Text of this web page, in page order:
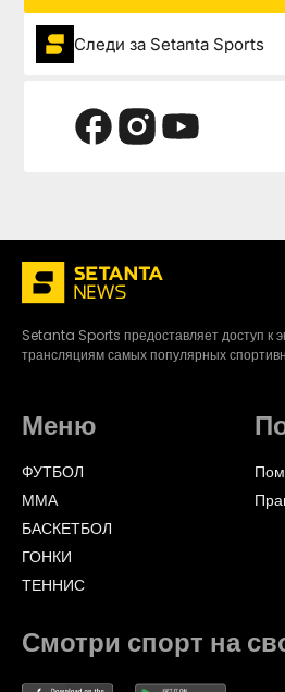
Следи за Setanta Sports
Setanta Sports предоставляет доступ к
трансляциям самых популярных
Меню
ФУТБОЛ
ММА
БАСКЕТБОЛ
ГОНКИ
ТЕННИС
Смотри спорт на